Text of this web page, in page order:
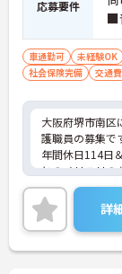
応募要件
■
車通勤可 未経験OK
社会保険完備
交通
大阪府堺市南区
護職員の募集で
年間休日114日
とのメリハリの
制度があり、業
務いただけます
ご興味のある方
に詳細をご案内
い！
詳